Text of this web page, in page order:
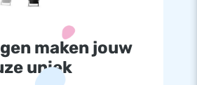
maken jouw
uniek